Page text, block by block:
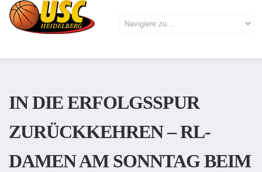
IN DIE ERFOLGSSPUR
ZURÜCKKEHREN – RL-
DAMEN AM SONNTAG BEIM